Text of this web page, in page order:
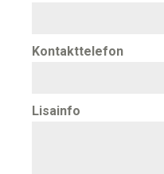
Kontakttelefon
Lisainfo